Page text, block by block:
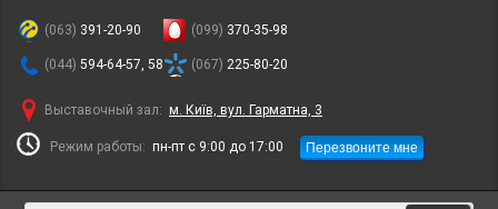
(063) 391-20-90
(044) 594-64-57, 58
(099) 370-35-98
(067) 225-80-20
Выставочный зал: м. Київ, вул. Гарматна, 3
Режим работы: пн-пт с 9:00 до 17:00 Перезвоните мне